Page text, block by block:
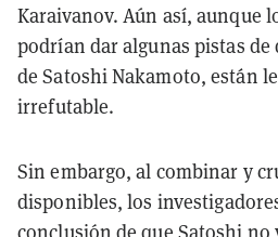
Karaivanov. Aún así, aunque
podrían dar algunas pistas de
de Satoshi Nakamoto, están
irrefutable.
Sin embargo, al combinar y
disponibles, los